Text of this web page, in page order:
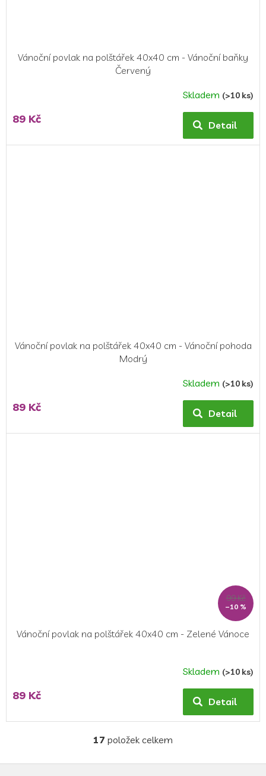
Vánoční povlak na polštářek 40x40 cm - Vánoční baňky
Červený
Skladem (>10 ks)
89 Kč Detail
Vánoční povlak na polštářek 40x40 cm - Vánoční pohoda
Modrý
Skladem (>10 ks)
89 Kč Detail
99 Kč
–10 %
Vánoční povlak na polštářek 40x40 cm - Zelené Vánoce
Skladem (>10 ks)
89 Kč Detail
O
l
17 položek celkem